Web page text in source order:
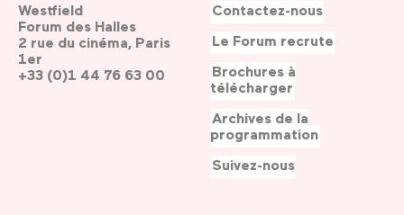
Westfield
Forum des Halles
2 rue du cinéma, Paris
1er
+33 (0)1 44 76 63 00
Contactez-nous
Le Forum recrute
Brochures à
télécharger
Archives de la
programmation
Suivez-nous